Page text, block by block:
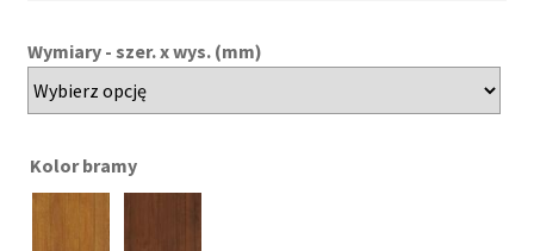
Wymiary - szer. x wys. (mm)
Kolor bramy